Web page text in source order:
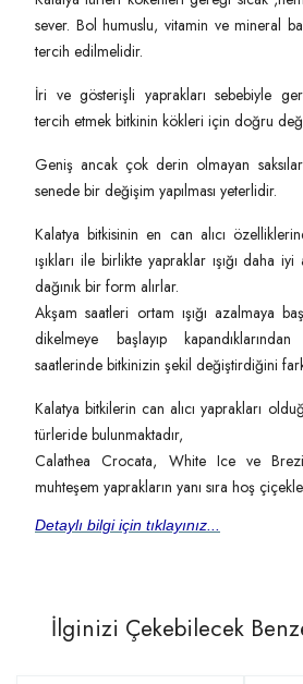
sever. Bol humuslu, vitamin ve mineral
tercih edilmelidir.
İri ve gösterişli yaprakları sebebiyle
tercih etmek bitkinin kökleri için doğru
Geniş ancak çok derin olmayan
senede bir değişim yapılması yeterlidir.
Kalatya bitkisinin en can alıcı
ışıkları ile birlikte yapraklar ışığı daha
dağınık bir form alırlar.
Akşam saatleri ortam ışığı azalmaya
dikelmeye başlayıp
saatlerinde bitkinizin şekil değiştirdiğini
Kalatya bitkilerin can alıcı yaprakları
türleride bulunmaktadır,
Calathea Crocata, White Ice ve
muhteşem yaprakların yanı sıra hoş
Detaylı bilgi için tıklayınız...
İlginizi Çekebilecek